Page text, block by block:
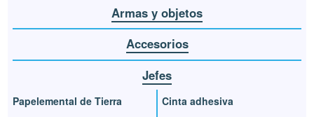
Armas y objetos
Accesorios
Jefes
Papelemental de Tierra
Cinta adhesiva